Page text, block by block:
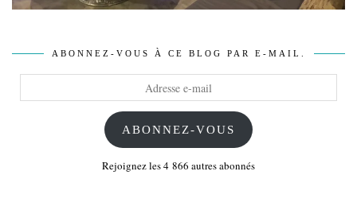
ABONNEZ-VOUS À CE BLOG PAR E-MAIL.
ABONNEZ-VOUS
Rejoignez les 4 866 autres abonnés